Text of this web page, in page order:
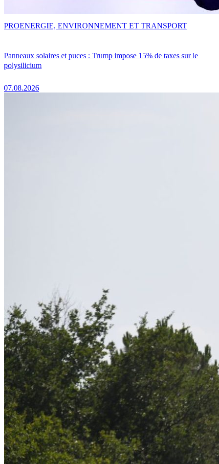
Panneaux solaires et puces : Trump impose 15% de taxes sur le
polysilicium
07.08.2026
PROENERGIE, ENVIRONNEMENT ET TRANSPORT